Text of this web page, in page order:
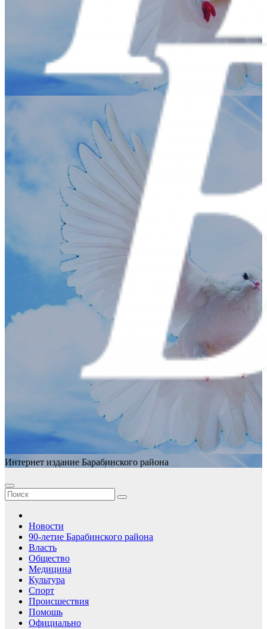
Интернет издание Барабинского района
Новости
90-летие Барабинского района
Власть
Общество
Медицина
Культура
Спорт
Происшествия
Помошь
Официально